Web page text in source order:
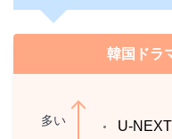
韓国ドラ
多い U-